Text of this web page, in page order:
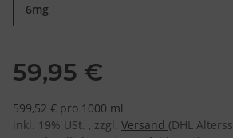
6mg
59,95 €
599,52 € pro 1000 ml
inkl. 19% USt. , zzgl. Versand (DHL